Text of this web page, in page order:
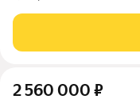
которые ценят
комфортных условий
2 560 000 ₽